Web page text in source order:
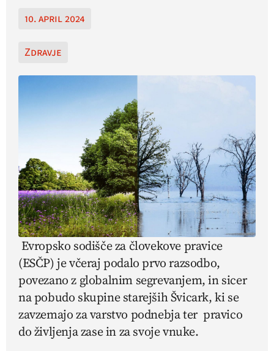
10. april 2024
Zdravje
Evropsko sodišče za človekove pravice
(ESČP) je včeraj podalo prvo razsodbo,
povezano z globalnim segrevanjem, in sicer
na pobudo skupine starejših Švicark, ki se
zavzemajo za varstvo podnebja ter pravico
do življenja zase in za svoje vnuke.